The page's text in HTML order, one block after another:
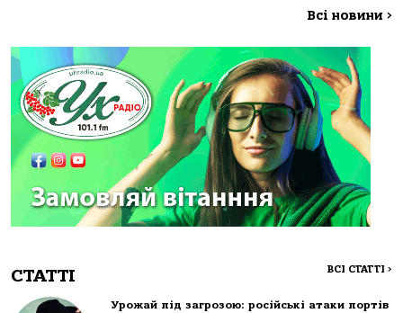
Всі новини >
СТАТТІ ВСІ СТАТТІ >
Урожай під загрозою: російські атаки портів